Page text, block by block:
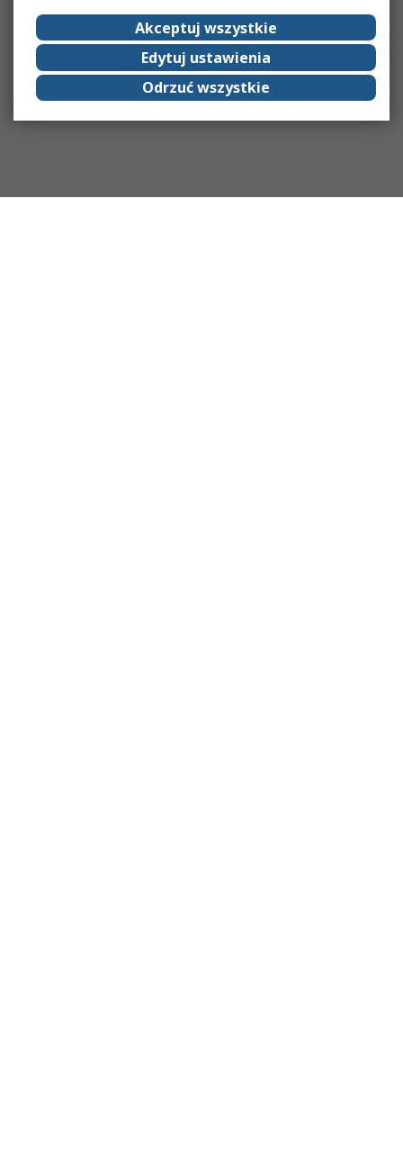
Akceptuj wszystkie
Edytuj ustawienia
Odrzuć wszystkie